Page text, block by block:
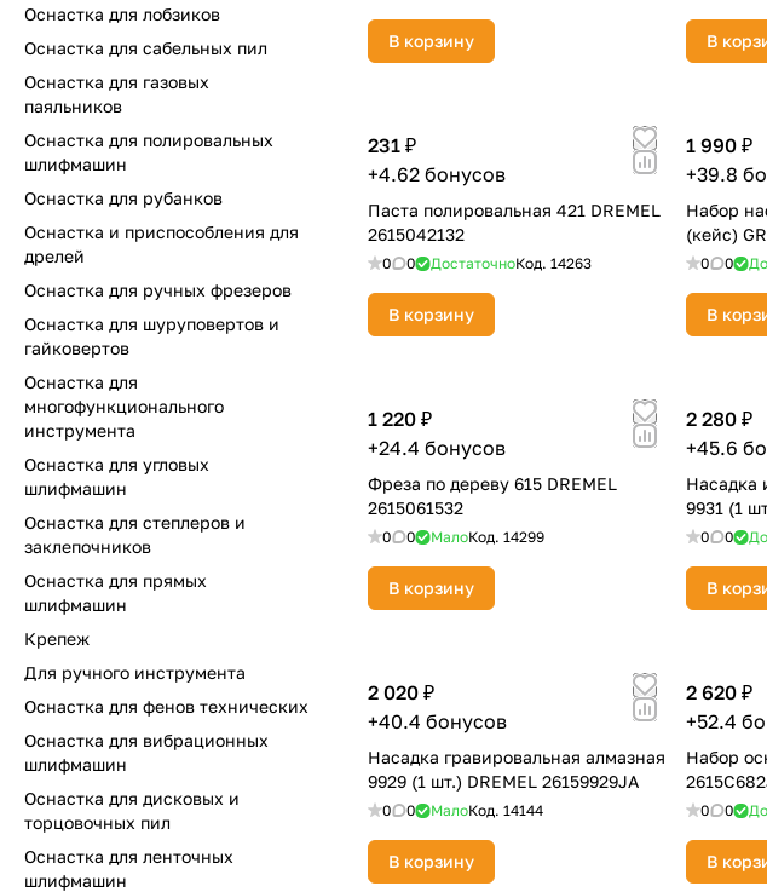
В корзину В
231 ₽
+4.62 бонусов
Паста полировальная 421 DREMEL
2615042132
0 0 ДостаточноКод. 14263
В корзину
1 990 ₽
+39.8
Набор
(кейс)
0 0
В
1 220 ₽
+24.4 бонусов
Фреза по дереву 615 DREMEL
2615061532
0 0 МалоКод. 14299
В корзину
2 280 ₽
+45.6
Насадка
9931 (1
0 0
В
2 020 ₽
+40.4 бонусов
Насадка гравировальная алмазная
9929 (1 шт.) DREMEL 26159929JA
0 0 МалоКод. 14144
В корзину
2 620 ₽
+52.4
Набор
0 0
В
Оснастка для лобзиков
Оснастка для сабельных пил
Оснастка для газовых
паяльников
Оснастка для полировальных
шлифмашин
Оснастка для рубанков
Оснастка и приспособления для
дрелей
Оснастка для ручных фрезеров
Оснастка для шуруповертов и
гайковертов
Оснастка для
многофункционального
инструмента
Оснастка для угловых
шлифмашин
Оснастка для степлеров и
заклепочников
Оснастка для прямых
шлифмашин
Крепеж
Для ручного инструмента
Оснастка для фенов технических
Оснастка для вибрационных
шлифмашин
Оснастка для дисковых и
торцовочных пил
Оснастка для ленточных
шлифмашин
об
8